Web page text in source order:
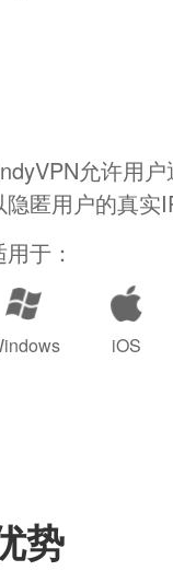
允许用
隐匿用户的真实
于：
iOS
势